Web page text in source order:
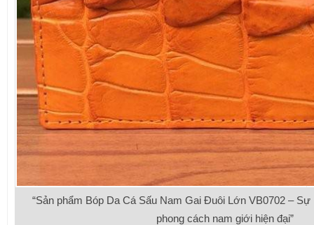
“Sản phẩm Bóp Da Cá Sấu Nam Gai Đuôi Lớn VB0702 –
phong cách nam giới hiện đại”